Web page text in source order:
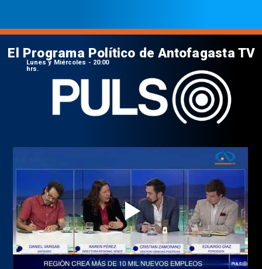
El Programa Político de Antofagasta TV
Lunes y Miércoles - 20:00
hrs.